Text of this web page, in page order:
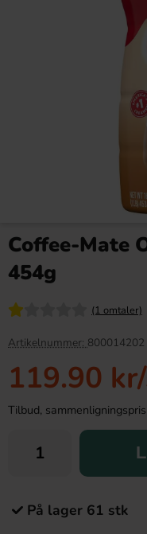
Coffee-Mate
454g
(1 omtaler)
Artikelnummer: 800014202
119.90 kr
Tilbud,
På lager 61 stk